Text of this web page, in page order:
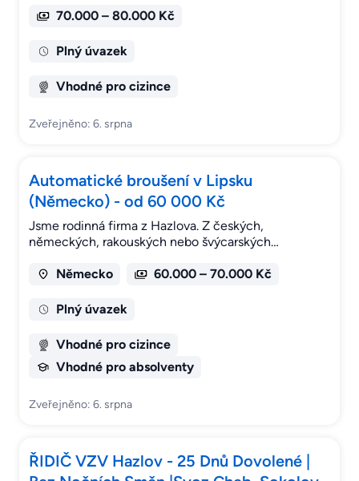
70.000 – 80.000 Kč
Plný úvazek
Vhodné pro cizince
Zveřejněno: 6. srpna
Automatické broušení v Lipsku
(Německo) - od 60 000 Kč
Jsme rodinná firma z Hazlova. Z českých,
německých, rakouských nebo švýcarských…
Německo 60.000 – 70.000 Kč
Plný úvazek
Vhodné pro cizince
Vhodné pro absolventy
Zveřejněno: 6. srpna
ŘIDIČ VZV Hazlov - 25 Dnů Dovolené |